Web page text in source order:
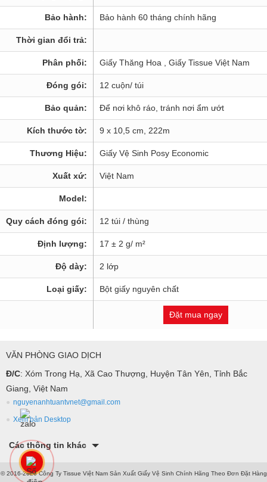
Bảo hành: Bảo hành 60 tháng chính hãng
Thời gian đổi trả:
Phân phối: Giấy Thăng Hoa , Giấy Tissue Việt Nam
Đóng gói: 12 cuộn/ túi
Bảo quản: Để nơi khô ráo, tránh nơi ẩm ướt
Kích thước tờ: 9 x 10,5 cm, 222m
Thương Hiệu: Giấy Vệ Sinh Posy Economic
Xuất xứ: Việt Nam
Model:
Quy cách đóng gói: 12 túi / thùng
Định lượng: 17 ± 2 g/ m²
Độ dày: 2 lớp
Loại giấy: Bột giấy nguyên chất
Đặt mua ngay
VĂN PHÒNG GIAO DỊCH
Đ/C: Xóm Trong Hạ, Xã Cao Thượng, Huyện Tân Yên, Tỉnh Bắc
Giang, Việt Nam
nguyenanhtuantvnet@gmail.com
Xem bản Desktop
Các thông tin khác
© 2016-2026 Công Ty Tissue Việt Nam Sản Xuất Giấy Vệ Sinh Chính Hãng Theo Đơn Đặt Hàng